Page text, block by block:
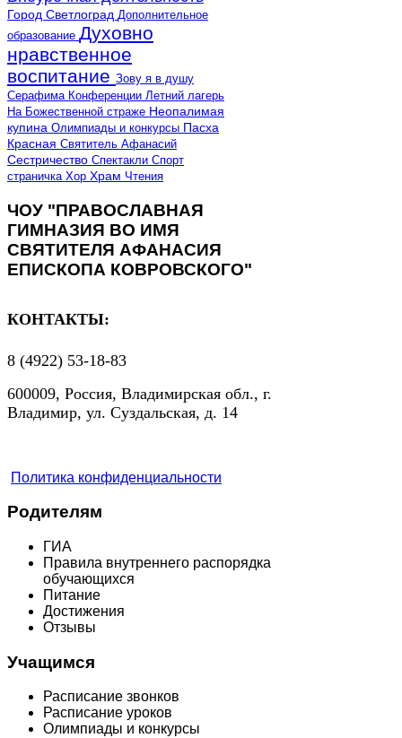
Город Светлоград Дополнительное
образование Духовно
нравственное
воспитание Зову я в душу
Серафима Конференции Летний лагерь
На Божественной страже Неопалимая
купина Олимпиады и конкурсы Пасха
Красная Святитель Афанасий
Сестричество Спектакли Спорт
страничка Хор Храм Чтения
ЧОУ "ПРАВОСЛАВНАЯ
ГИМНАЗИЯ ВО ИМЯ
СВЯТИТЕЛЯ АФАНАСИЯ
ЕПИСКОПА КОВРОВСКОГО"
КОНТАКТЫ:
8 (4922) 53-18-83
600009, Россия, Владимирская обл., г.
Владимир, ул. Суздальская, д. 14
Политика конфиденциальности
Родителям
ГИА
Правила внутреннего распорядка
обучающихся
Питание
Достижения
Отзывы
Учащимся
Расписание звонков
Расписание уроков
Олимпиады и конкурсы